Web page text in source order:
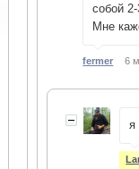
собой
Мне
fermer 6
я